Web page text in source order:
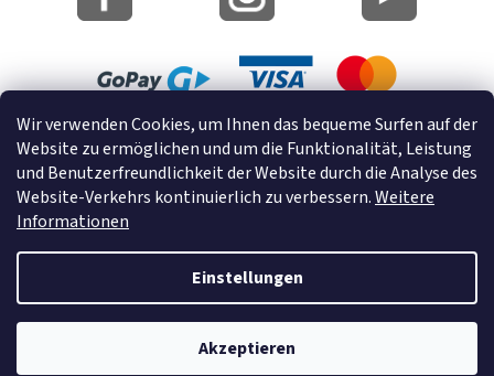
Wir verwenden Cookies, um Ihnen das bequeme Surfen auf der
Website zu ermöglichen und um die Funktionalität, Leistung
und Benutzerfreundlichkeit der Website durch die Analyse des
Website-Verkehrs kontinuierlich zu verbessern.Weitere
Informationen
Einstellungen
Akzeptieren
Lageplan
Cookies
Erstellt von Shoptet
Copyright 2026GrundHome.de. Alle Rechte vorbehalten.